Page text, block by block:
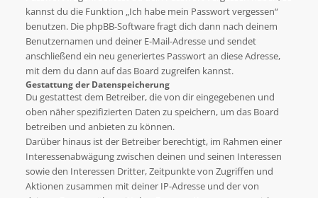
kannst du die Funktion „Ich habe mein Passwort vergessen“
benutzen. Die phpBB-Software fragt dich dann nach deinem
Benutzernamen und deiner E-Mail-Adresse und sendet
anschließend ein neu generiertes Passwort an diese Adresse,
mit dem du dann auf das Board zugreifen kannst.
Gestattung der Datenspeicherung
Du gestattest dem Betreiber, die von dir eingegebenen und
oben näher spezifizierten Daten zu speichern, um das Board
betreiben und anbieten zu können.
Darüber hinaus ist der Betreiber berechtigt, im Rahmen einer
Interessenabwägung zwischen deinen und seinen Interessen
sowie den Interessen Dritter, Zeitpunkte von Zugriffen und
Aktionen zusammen mit deiner IP-Adresse und der von